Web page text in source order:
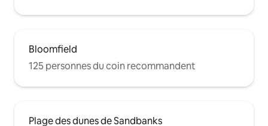
Bloomfield
125 personnes du coin recommandent
Plage des dunes de Sandbanks